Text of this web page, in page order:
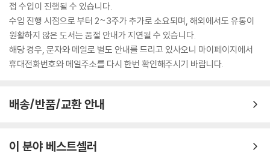
접 수입이 진행될 수 있습니다.
수입 진행 시점으로 부터 2~3주가 추가로 소요되며, 해외에서도 유통이
원활하지 않은 도서는 품절 안내가 지연될 수 있습니다.
해당 경우, 문자와 메일로 별도 안내를 드리고 있사오니 마이페이지에서
휴대전화번호와 메일주소를 다시 한번 확인해주시기 바랍니다.
배송/반품/교환 안내
이 분야 베스트셀러